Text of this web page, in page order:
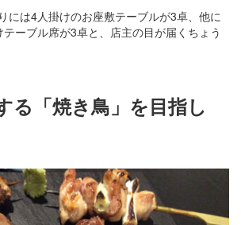
には4人掛けのお座敷テーブルが3卓、他に
ーブル席が3卓と、店主の目が届くちょう
る「焼き鳥」を目指し